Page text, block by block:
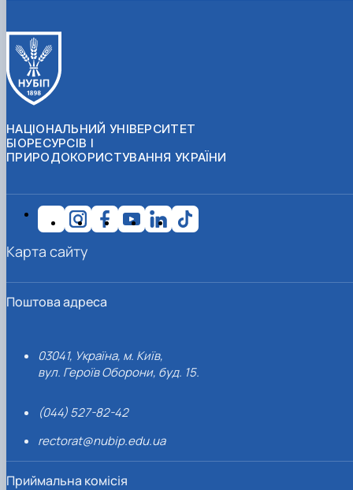
НАЦІОНАЛЬНИЙ УНІВЕРСИТЕТ
БІОРЕСУРСІВ І
ПРИРОДОКОРИСТУВАННЯ УКРАЇНИ
Поштова адреса
03041, Україна, м. Київ,
вул. Героїв Оборони, буд. 15.
(044) 527-82-42
rectorat@nubip.edu.ua
Приймальна комісія
Карта сайту